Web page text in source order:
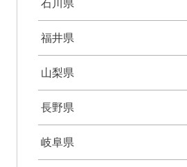
石川県
福井県
山梨県
長野県
岐阜県